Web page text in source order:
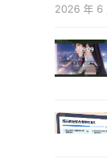
2026 年 6